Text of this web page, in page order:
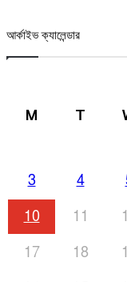
আর্কাইভ ক্যালেন্ডার
M
T
3
4
10
11
17
18